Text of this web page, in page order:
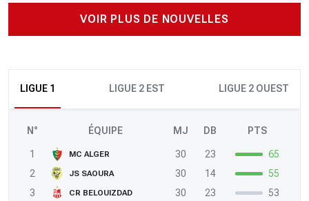
VOIR PLUS DE NOUVELLES
LIGUE 1 LIGUE 2 EST LIGUE 2 OUEST
N° ÉQUIPE MJ DB PTS
1 MC ALGER 30 23
65
2
JS SAOURA 30 14
55
3
CR BELOUIZDAD 30 23
53